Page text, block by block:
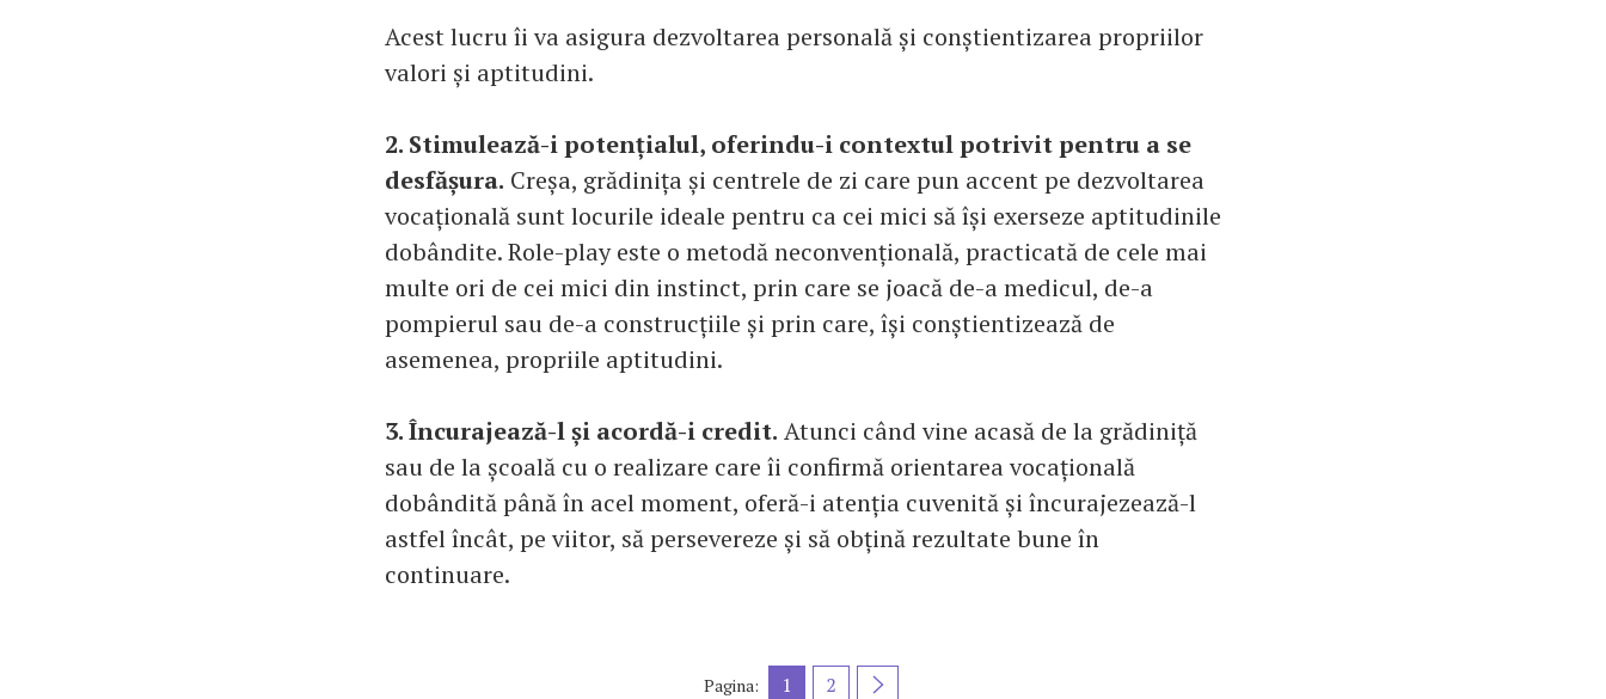
Acest lucru îi va asigura dezvoltarea personală și conștientizarea propriilor
valori și aptitudini.
2. Stimulează-i potențialul, oferindu-i contextul potrivit pentru a se
desfășura. Creșa, grădinița și centrele de zi care pun accent pe dezvoltarea
vocațională sunt locurile ideale pentru ca cei mici să își exerseze aptitudinile
dobândite. Role-play este o metodă neconvențională, practicată de cele mai
multe ori de cei mici din instinct, prin care se joacă de-a medicul, de-a
pompierul sau de-a construcțiile și prin care, își conștientizează de
asemenea, propriile aptitudini.
3. Încurajează-l și acordă-i credit. Atunci când vine acasă de la grădiniță
sau de la școală cu o realizare care îi confirmă orientarea vocațională
dobândită până în acel moment, oferă-i atenția cuvenită și încurajezează-l
astfel încât, pe viitor, să persevereze și să obțină rezultate bune în
continuare.
Pagina: 1 2